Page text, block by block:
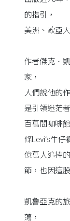
的指引，
美洲、歐亞
作者傑克．
家，
人們說他的
是引領迷茫
百萬間咖啡
條Levi’s牛仔
億萬人追捧
節，也因這
凱魯亞克的
蕩，